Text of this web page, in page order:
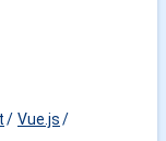
Vue.js